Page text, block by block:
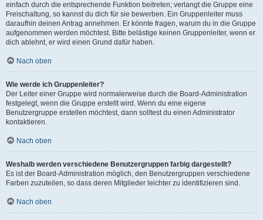
einfach durch die entsprechende Funktion beitreten; verlangt die Gruppe eine
Freischaltung, so kannst du dich für sie bewerben. Ein Gruppenleiter muss
daraufhin deinen Antrag annehmen. Er könnte fragen, warum du in die Gruppe
aufgenommen werden möchtest. Bitte belästige keinen Gruppenleiter, wenn er
dich ablehnt, er wird einen Grund dafür haben.
Nach oben
Wie werde ich Gruppenleiter?
Der Leiter einer Gruppe wird normalerweise durch die Board-Administration
festgelegt, wenn die Gruppe erstellt wird. Wenn du eine eigene
Benutzergruppe erstellen möchtest, dann solltest du einen Administrator
kontaktieren.
Nach oben
Weshalb werden verschiedene Benutzergruppen farbig dargestellt?
Es ist der Board-Administration möglich, den Benutzergruppen verschiedene
Farben zuzuteilen, so dass deren Mitglieder leichter zu identifizieren sind.
Nach oben